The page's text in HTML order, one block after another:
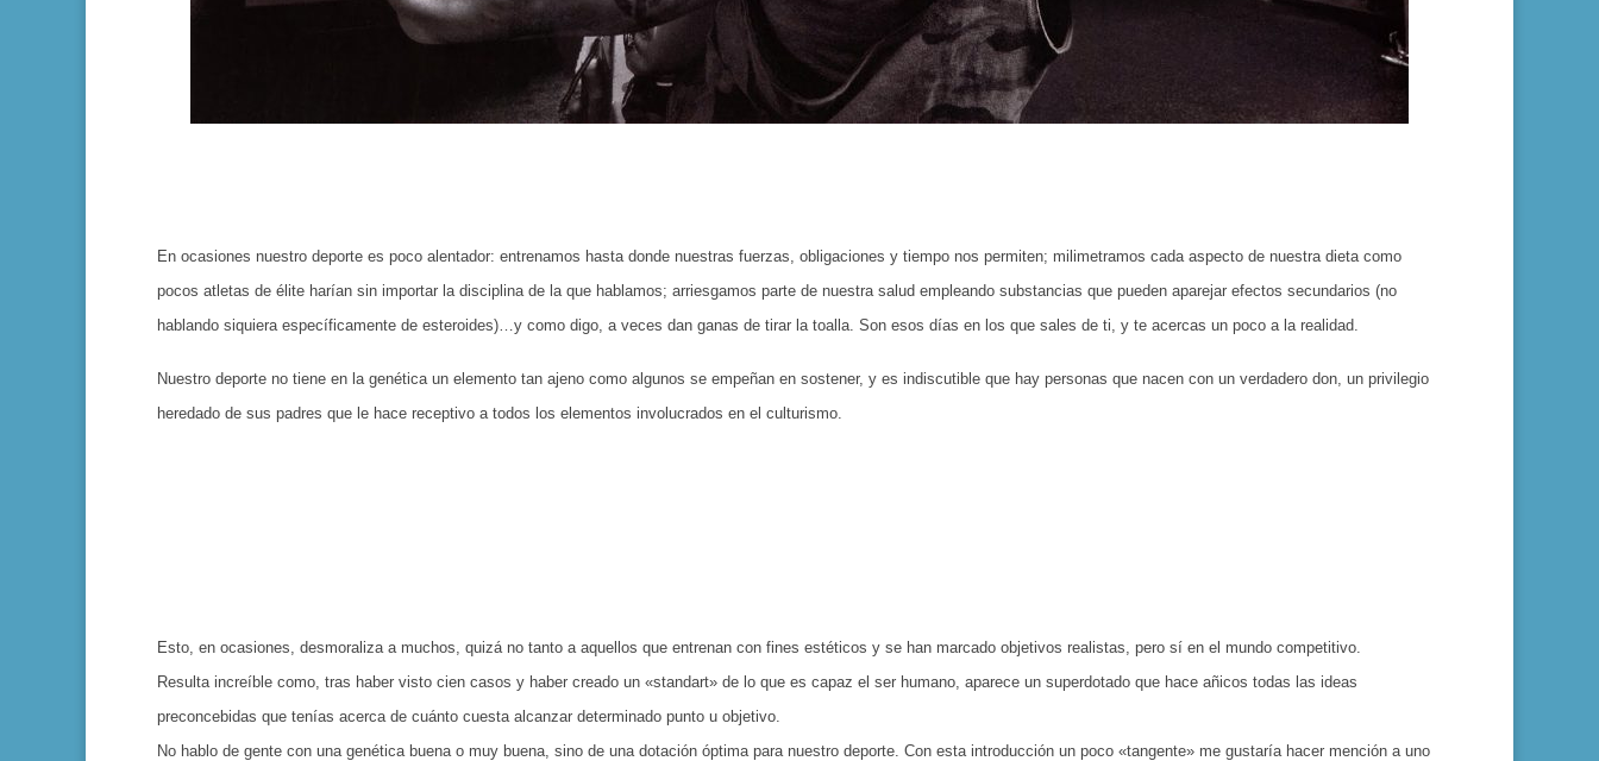
En ocasiones nuestro deporte es poco alentador: entrenamos hasta donde nuestras fuerzas, obligaciones y tiempo nos permiten; milimetramos cada aspecto de nuestra dieta como
pocos atletas de élite harían sin importar la disciplina de la que hablamos; arriesgamos parte de nuestra salud empleando substancias que pueden aparejar efectos secundarios (no
hablando siquiera específicamente de esteroides)…y como digo, a veces dan ganas de tirar la toalla. Son esos días en los que sales de ti, y te acercas un poco a la realidad.
Nuestro deporte no tiene en la genética un elemento tan ajeno como algunos se empeñan en sostener, y es indiscutible que hay personas que nacen con un verdadero don, un privilegio
heredado de sus padres que le hace receptivo a todos los elementos involucrados en el culturismo.
Esto, en ocasiones, desmoraliza a muchos, quizá no tanto a aquellos que entrenan con fines estéticos y se han marcado objetivos realistas, pero sí en el mundo competitivo.
Resulta increíble como, tras haber visto cien casos y haber creado un «standart» de lo que es capaz el ser humano, aparece un superdotado que hace añicos todas las ideas
preconcebidas que tenías acerca de cuánto cuesta alcanzar determinado punto u objetivo.
No hablo de gente con una genética buena o muy buena, sino de una dotación óptima para nuestro deporte. Con esta introducción un poco «tangente» me gustaría hacer mención a uno